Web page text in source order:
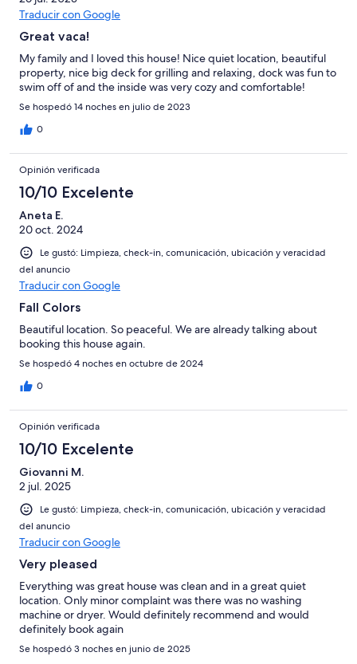
Traducir con Google
Great vaca!
My family and I loved this house! Nice quiet location, beautiful
property, nice big deck for grilling and relaxing, dock was fun to
swim off of and the inside was very cozy and comfortable!
Se hospedó 14 noches en julio de 2023
0
Opinión verificada
10/10 Excelente
Aneta E.
20 oct. 2024
Le gustó: Limpieza, check-in, comunicación, ubicación y veracidad
del anuncio
Traducir con Google
Fall Colors
Beautiful location. So peaceful. We are already talking about
booking this house again.
Se hospedó 4 noches en octubre de 2024
0
Opinión verificada
10/10 Excelente
Giovanni M.
2 jul. 2025
Le gustó: Limpieza, check-in, comunicación, ubicación y veracidad
del anuncio
Traducir con Google
Very pleased
Everything was great house was clean and in a great quiet
location. Only minor complaint was there was no washing
machine or dryer. Would definitely recommend and would
definitely book again
Se hospedó 3 noches en junio de 2025